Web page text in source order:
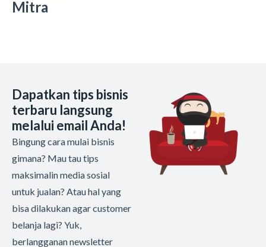
Mitra
Dapatkan tips bisnis
terbaru langsung
melalui email Anda!
Bingung cara mulai bisnis
gimana? Mau tau tips
maksimalin media sosial
untuk jualan? Atau hal yang
bisa dilakukan agar customer
belanja lagi? Yuk,
berlangganan newsletter